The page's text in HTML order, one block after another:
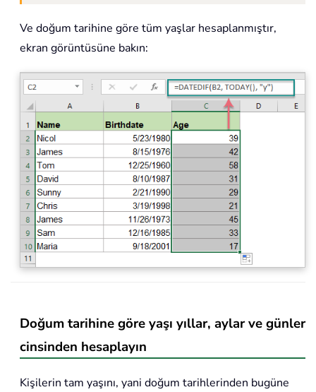
Ve doğum tarihine göre tüm yaşlar hesaplanmıştır,
ekran görüntüsüne bakın:
Doğum tarihine göre yaşı yıllar, aylar ve günler
cinsinden hesaplayın
Kişilerin tam yaşını, yani doğum tarihlerinden bugüne